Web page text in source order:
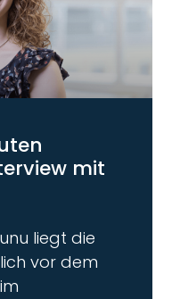
mit
liegt die
vor dem